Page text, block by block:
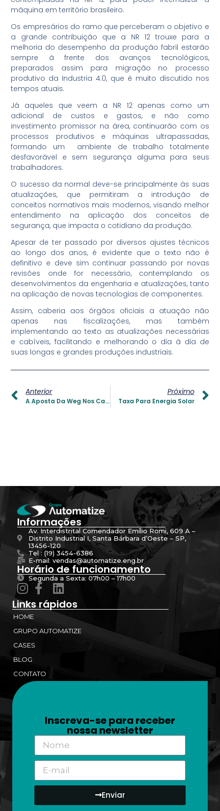
máquina em território brasileiro.
Os empresários do ramo que perceberam o objetivo e
a grande contribuição que a NR 12 trouxe para a
melhoria do desempenho da produção fabril estarão
sempre à frente dos avanços tecnológicos,
preparados assim para migração no processo
produtivo da Industria 4.0, que é muito discutido nos
tempos atuais.
Já aqueles que veem a NR 12 apenas como um
adicional de custos e gastos, e não como
investimento promissor na área, continuarão com os
processos produtivos e máquinas ultrapassadas,
formando um ambiente de trabalho totalmente
desfavorável e sem segurança alguma para seus
trabalhadores.
O sucesso da normal deve-se principalmente às suas
atualizações, que permitiram a introdução de
conceitos normativos mais modernos, visando melhor
entendimento na aplicação dos conceitos de
segurança, que impacta o cotidiano da produção.
Apesar de ter passado por diversos ajustes técnicos
ao longo dos anos, é evidente que o texto não é
definitivo e deve sim continuar passando por novas
revisões onde for necessário, contemplando os
desenvolvimentos da engenharia e atualizações, tanto
na aplicação de novas tecnologias de componentes.
Assim, caberia aos órgãos oficiais a atuação não
apenas nas fiscalizações, mas também
implementando ao texto as atualizações necessárias
e cabíveis, facilitando e melhorando o dia à dia de
suas longas e grandes produções industriais.
Anterior
A Aposta Da Weg Nos Caminhões E Ônibus Elétricos
Próximo
Taxa Para Energia Solar
Informações
Av. Interdistrital Comendador Emílio Romi, 609 A –
Distrito Industrial I, Santa Bárbara d’Oeste – SP,
13456-120
Tel : (19) 3454-6386
E-mail: vendas@automatize.eng.br
Horário de funcionamento
Segunda a Sexta: 07h00 – 17h00
Links rápidos
HOME
GRUPO AUTOMATIZE
CASES
BLOG
CONTATO
Inscreva-se para receber
nossa newsletter
Enviar